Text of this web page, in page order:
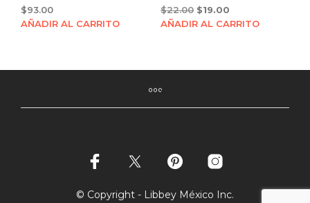
$93.00
AÑADIR AL CARRITO
$22.00 Original
price
$19.00Current
price
AÑADIR AL CARRITO
© Copyright - Libbey México Inc.